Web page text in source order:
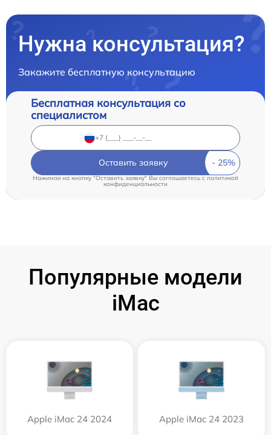
Нужна консультация?
Закажите бесплатную консультацию
Бесплатная консультация со
специалистом
Оставить заявку
Нажимая на кнопку "Оставить заявку" Вы соглашаетесь cполитикой
конфиденциальности
Популярные модели
iMac
Apple iMac 24 2024 Apple iMac 24 2023